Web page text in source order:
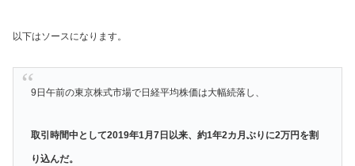
以下はソースになります。
9日午前の東京株式市場で日経平均株価は大幅続落し、
取引時間中として2019年1月7日以来、約1年2カ月ぶりに2万円を割
り込んだ。